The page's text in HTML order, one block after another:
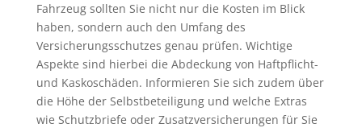
Fahrzeug sollten Sie nicht nur die Kosten im Blick
haben, sondern auch den Umfang des
Versicherungsschutzes genau prüfen. Wichtige
Aspekte sind hierbei die Abdeckung von Haftpflicht-
und Kaskoschäden. Informieren Sie sich zudem über
die Höhe der Selbstbeteiligung und welche Extras
wie Schutzbriefe oder Zusatzversicherungen für Sie